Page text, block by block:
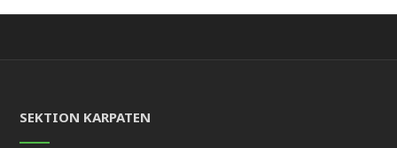
SEKTION KARPATEN